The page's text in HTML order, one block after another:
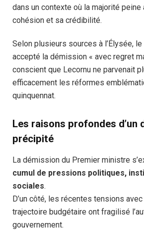
dans un contexte où la majorité peine
cohésion et sa crédibilité.
Selon plusieurs sources à l’Élysée, le
accepté la démission « avec regret
conscient que Lecornu ne parvenait
efficacement les réformes
quinquennat.
Les raisons profondes d’un
précipité
La démission du Premier ministre
cumul de pressions politiques,
sociales.
D’un côté, les récentes tensions
trajectoire budgétaire ont fragilisé
gouvernement.